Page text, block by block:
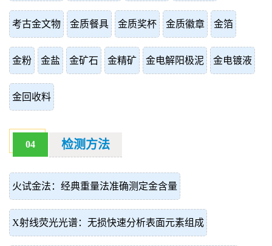
考古金文物 金质餐具 金质奖杯 金质徽章 金箔
金粉 金盐 金矿石 金精矿 金电解阳极泥 金电镀液
金回收料
04 检测方法
火试金法：经典重量法准确测定金含量
X射线荧光光谱：无损快速分析表面元素组成